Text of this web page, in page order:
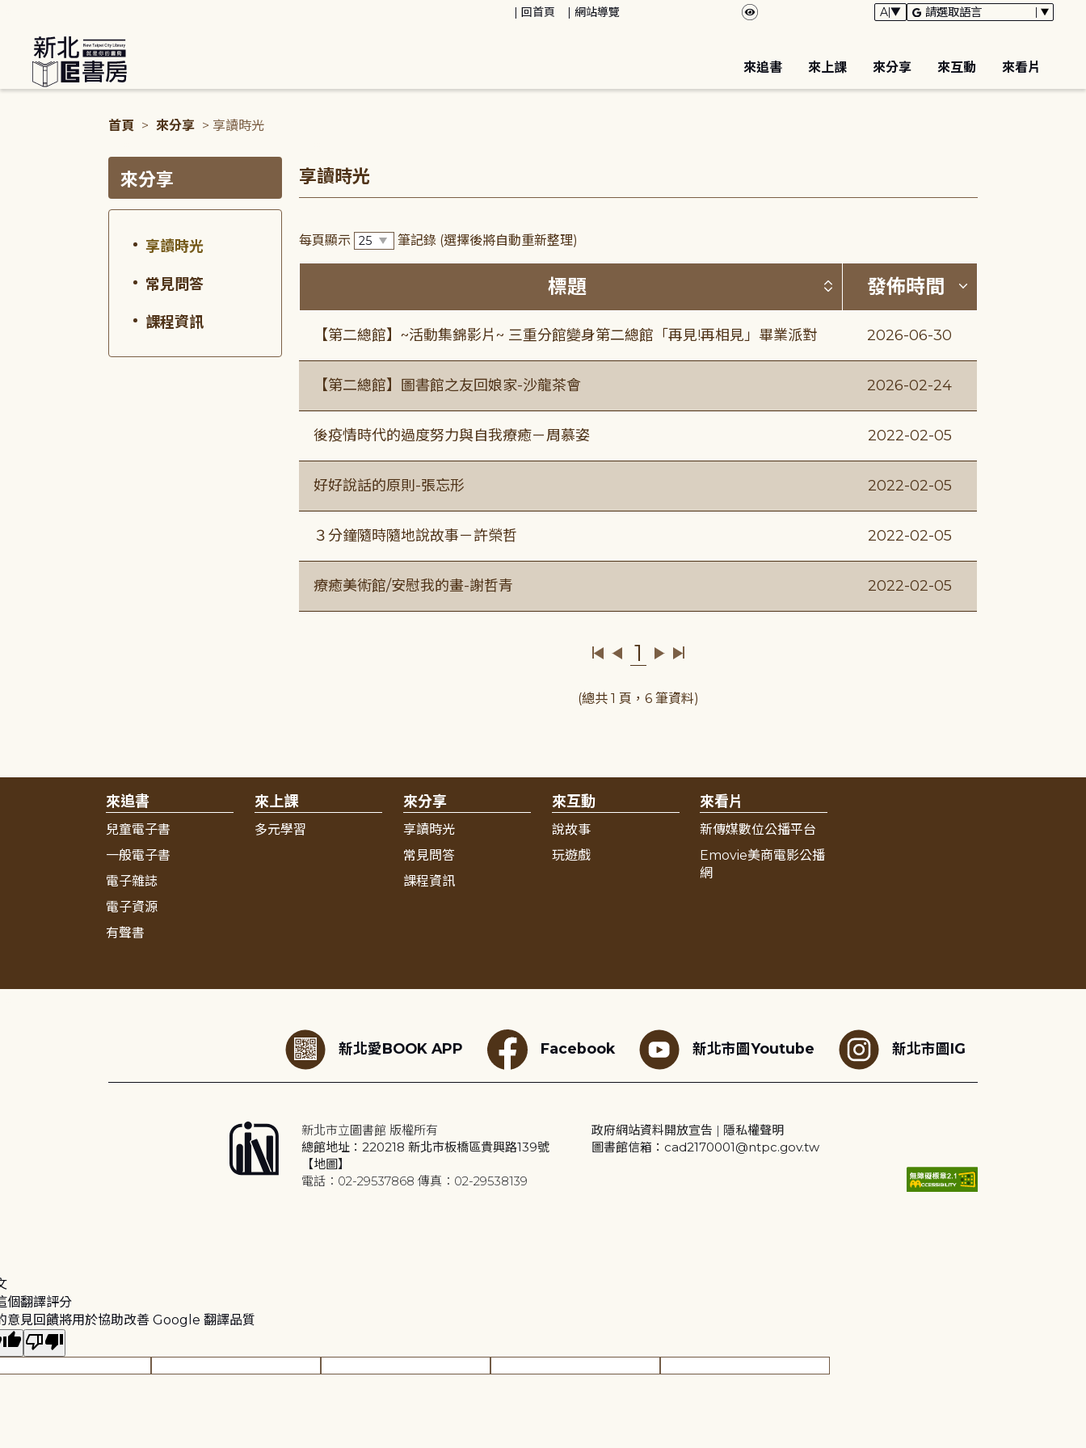
回首頁 網站導覽
來追書 來上課 來分享 來互動 來看片
首頁 > 來分享 > 享讀時光
來分享
享讀時光
常見問答
課程資訊
享讀時光
每頁顯示 筆記錄 (選擇後將自動重新整理)
標題 按標題排序 (升降冪)
發佈時間 按發佈時間
【第二總館】~活動集錦影片~ 三重分館變身第二總館「再見!再相見」畢業派對 2026-06-30
【第二總館】圖書館之友回娘家-沙龍茶會 2026-02-24
後疫情時代的過度努力與自我療癒－周慕姿 2022-02-05
好好說話的原則-張忘形 2022-02-05
３分鐘隨時隨地說故事－許榮哲 2022-02-05
療癒美術館/安慰我的畫-謝哲青 2022-02-05
1
(總共 1 頁，6 筆資料)
來追書
兒童電子書
一般電子書
電子雜誌
電子資源
有聲書
來上課
多元學習
來分享
享讀時光
常見問答
課程資訊
來互動
說故事
玩遊戲
來看片
新傳媒數位公播平台
Emovie美商電影公播
網
新北愛BOOK APP Facebook 新北市圖Youtube 新北市圖IG
新北市立圖書館 版權所有
總館地址：220218 新北市板橋區貴興路139號
【地圖】
電話：02-29537868 傳真：02-29538139
政府網站資料開放宣告 | 隱私權聲明
圖書館信箱：cad2170001@ntpc.gov.tw
個翻譯評分
意見回饋將用於協助改善 Google 翻譯品質